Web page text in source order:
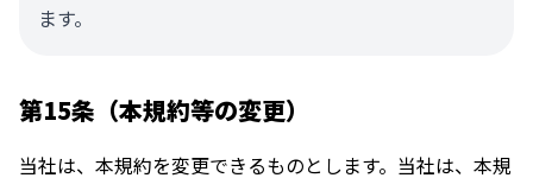
ます。
第15条（本規約等の変更）
当社は、本規約を変更できるものとします。当社は、本規